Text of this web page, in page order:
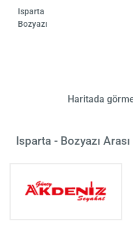
Isparta
Bozyazı
Haritada
Isparta - Bozyazı